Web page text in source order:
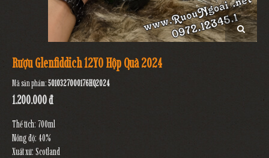
Rượu Glenfiddich 12YO Hộp Quà 2024
Mã sản phẩm:5010327000176HQ2024
1.200.000 đ
Thể tích: 700ml
Nồng độ: 40%
Xuất xứ: Scotland